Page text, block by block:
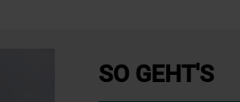
SO GEHT'S
seiten/nutzung-